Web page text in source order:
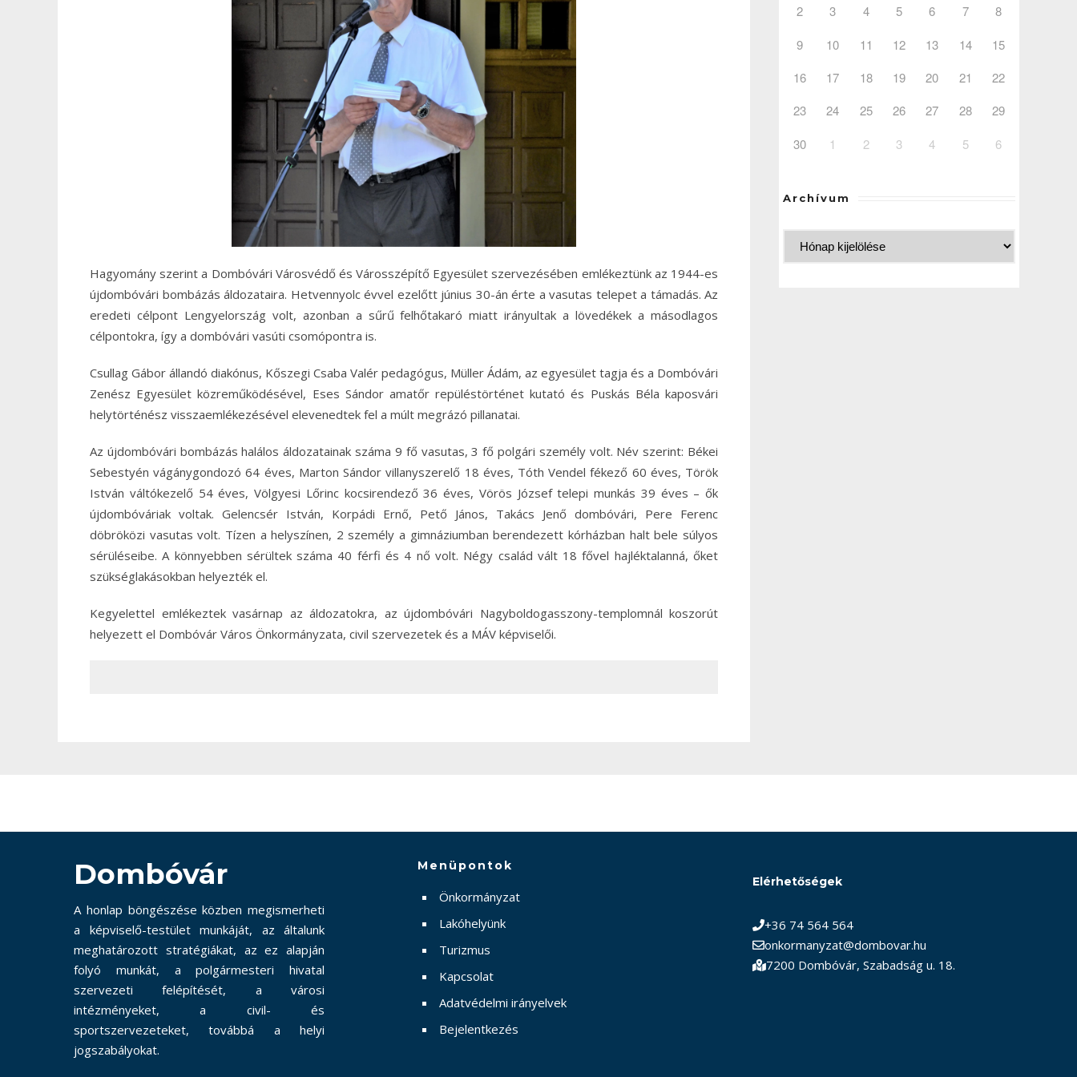
Hagyomány szerint a Dombóvári Városvédő és Városszépítő Egyesület szervezésében emlékeztünk az 1944-es
újdombóvári bombázás áldozataira. Hetvennyolc évvel ezelőtt június 30-án érte a vasutas telepet a támadás. Az
eredeti célpont Lengyelország volt, azonban a sűrű felhőtakaró miatt irányultak a lövedékek a másodlagos
célpontokra, így a dombóvári vasúti csomópontra is.
Csullag Gábor állandó diakónus, Kőszegi Csaba Valér pedagógus, Müller Ádám, az egyesület tagja és a Dombóvári
Zenész Egyesület közreműködésével, Eses Sándor amatőr repüléstörténet kutató és Puskás Béla kaposvári
helytörténész visszaemlékezésével elevenedtek fel a múlt megrázó pillanatai.
Az újdombóvári bombázás halálos áldozatainak száma 9 fő vasutas, 3 fő polgári személy volt. Név szerint: Békei
Sebestyén vágánygondozó 64 éves, Marton Sándor villanyszerelő 18 éves, Tóth Vendel fékező 60 éves, Török
István váltókezelő 54 éves, Völgyesi Lőrinc kocsirendező 36 éves, Vörös József telepi munkás 39 éves – ők
újdombóváriak voltak. Gelencsér István, Korpádi Ernő, Pető János, Takács Jenő dombóvári, Pere Ferenc
döbröközi vasutas volt. Tízen a helyszínen, 2 személy a gimnáziumban berendezett kórházban halt bele súlyos
sérüléseibe. A könnyebben sérültek száma 40 férfi és 4 nő volt. Négy család vált 18 fővel hajléktalanná, őket
szükséglakásokban helyezték el.
Kegyelettel emlékeztek vasárnap az áldozatokra, az újdombóvári Nagyboldogasszony-templomnál koszorút
helyezett el Dombóvár Város Önkormányzata, civil szervezetek és a MÁV képviselői.
2
3 4 5 6 7
8
9
10 11 12 13 14
15
16
17 18 19 20 21
22
23
24 25 26 27 28
29
30
1 2 3 4 5 6
Archívum
Dombóvár
A honlap böngészése közben megismerheti
a képviselő-testület munkáját, az általunk
meghatározott stratégiákat, az ez alapján
folyó munkát, a polgármesteri hivatal
szervezeti felépítését, a városi
intézményeket, a civil- és
sportszervezeteket, továbbá a helyi
jogszabályokat.
Menüpontok
Önkormányzat
Lakóhelyünk
Turizmus
Kapcsolat
Adatvédelmi irányelvek
Bejelentkezés
Elérhetőségek
+36 74 564 564
onkormanyzat@dombovar.hu
7200 Dombóvár, Szabadság u. 18.